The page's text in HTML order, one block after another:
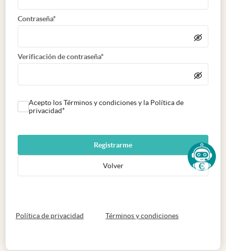
Contraseña*
Verificación de contraseña*
Acepto los Términos y condiciones y la Política de
privacidad*
Registrarme
Volver
Política de privacidad abre en nueva pestaña
Términos y condicionesabre en nueva